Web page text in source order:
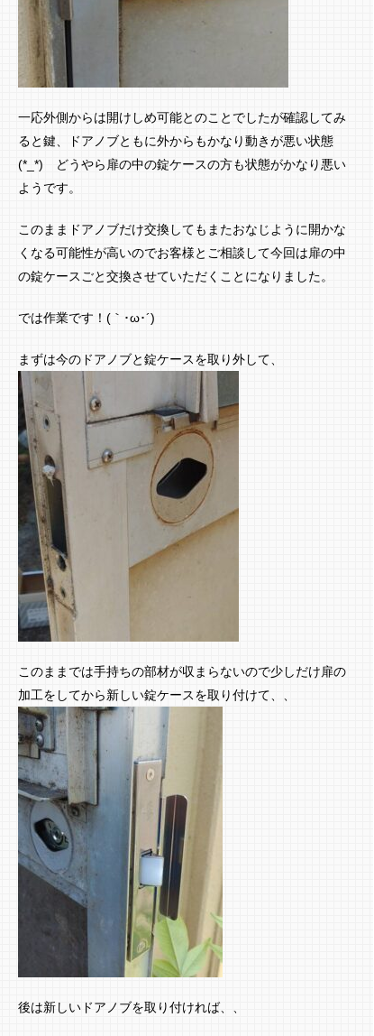
一応外側からは開けしめ可能とのことでしたが確認してみ
ると鍵、ドアノブともに外からもかなり動きが悪い状態
(*_*) どうやら扉の中の錠ケースの方も状態がかなり悪い
ようです。
このままドアノブだけ交換してもまたおなじように開かな
くなる可能性が高いのでお客様とご相談して今回は扉の中
の錠ケースごと交換させていただくことになりました。
では作業です！(｀･ω･´)ゞ
まずは今のドアノブと錠ケースを取り外して、
このままでは手持ちの部材が収まらないので少しだけ扉の
加工をしてから新しい錠ケースを取り付けて、、
後は新しいドアノブを取り付ければ、、